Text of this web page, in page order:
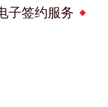
子签约服务